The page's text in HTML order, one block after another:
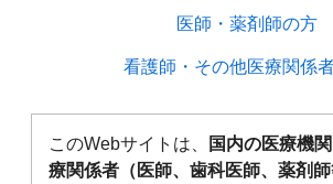
医師・薬剤師の方​
看護師・その他医療関係
このWebサイトは、
国内の医療機
療関係者（医師、歯科医師、薬剤師